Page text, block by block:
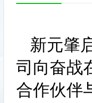
新元肇
司向奋战
合作伙伴